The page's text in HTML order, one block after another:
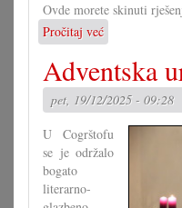
Ovde morete skinuti
Pročitaj već
Rješenje
velike
križaljke
za
misec
decembar
Adventska
pet, 19/12/2025 - 09:28
U Cogrštofu
se je održalo
bogato
literarno-